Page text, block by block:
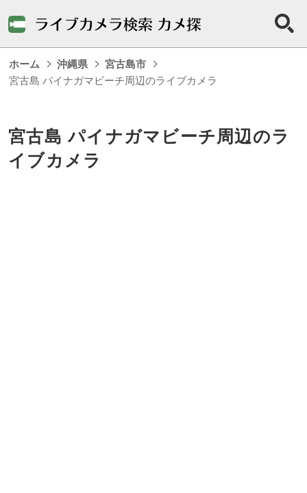
ホーム 沖縄県
宮古島市
宮古島 パイナガマビーチ周辺のライブカメラ
宮古島 パイナガマビーチ周辺のラ
イブカメラ